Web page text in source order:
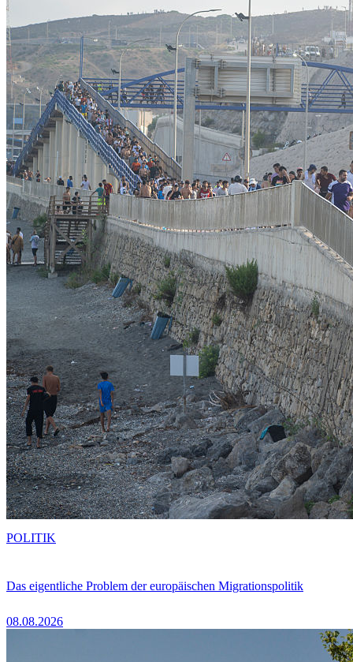
Das eigentliche Problem der europäischen Migrationspolitik
08.08.2026
POLITIK